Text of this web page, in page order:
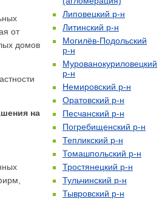
от
домов
на
Липовецкий р-н
Литинский р-н
Могилёв-Подольский
р-н
Мурованокуриловецкий
р-н
Немировский р-н
Оратовский р-н
Песчанский р-н
Погребищенский р-н
Тепликский р-н
Томашпольский р-н
Тростянецкий р-н
Тульчинский р-н
Тывровский р-н